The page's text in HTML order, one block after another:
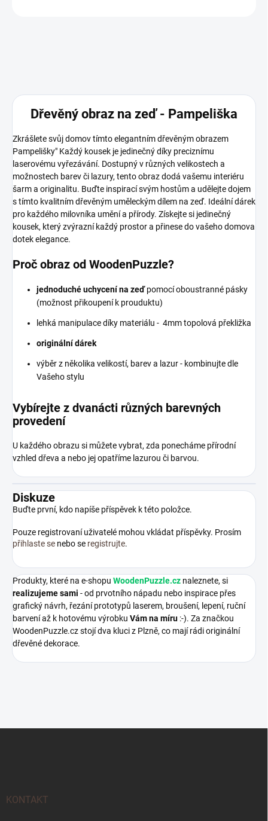
Dřevěný obraz na zeď - Pampeliška
Zkrášlete svůj domov tímto elegantním dřevěným obrazem
Pampelišky" Každý kousek je jedinečný díky preciznímu
laserovému vyřezávání. Dostupný v různých velikostech a
možnostech barev či lazury, tento obraz dodá vašemu interiéru
šarm a originalitu. Buďte inspirací svým hostům a udělejte dojem
s tímto kvalitním dřevěným uměleckým dílem na zeď. Ideální dárek
pro každého milovníka umění a přírody. Získejte si jedinečný
kousek, který zvýrazní každý prostor a přinese do vašeho domova
dotek elegance.
Proč obraz od WoodenPuzzle?
jednoduché uchycení na zeďpomocí oboustranné pásky
(možnost přikoupení k prouduktu)
lehká manipulace díky materiálu - 4mm topolová překližka
originální dárek
výběr z několika velikostí, barev a lazur - kombinujte dle
Vašeho stylu
Vybírejte z dvanácti různých barevných
provedení
U každého obrazu si můžete vybrat, zda ponecháme přírodní
vzhled dřeva a nebo jej opatříme lazurou či barvou.
Diskuze
Buďte první, kdo napíše příspěvek k této položce.
Pouze registrovaní uživatelé mohou vkládat příspěvky. Prosím
přihlaste se nebo se registrujte.
Produkty, které na e-shopu WoodenPuzzle.cz naleznete, si
realizujeme sami - od prvotního nápadu nebo inspirace přes
grafický návrh, řezání prototypů laserem, broušení, lepení, ruční
barvení až k hotovému výrobku Vám na míru :-). Za značkou
WoodenPuzzle.cz stojí dva kluci z Plzně, co mají rádi originální
dřevěné dekorace.
KONTAKT